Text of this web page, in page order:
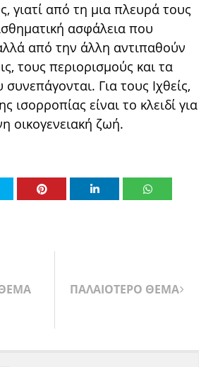
γιατί από τη μια πλευρά τους
ασφάλεια που
από την άλλη αντιπαθούν
τους περιορισμούς και τα
Για τους Ιχθείς,
ισορροπίας είναι το κλειδί για
οικογενειακή ζωή.
ΠΑΛΑΙΟΤΕΡΟ ΘΕΜΑ